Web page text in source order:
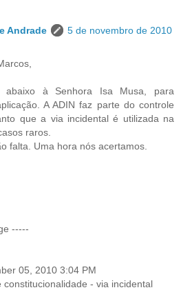
Andrade
5 de novembro de 2010
abaixo à Senhora Isa Musa, para
A ADIN faz parte do controle
que a via incidental é utilizada na
raros.
falta. Uma hora nós acertamos.
-----
05, 2010 3:04 PM
constitucionalidade - via incidental